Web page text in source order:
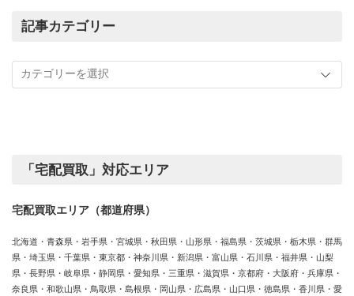
の
績
記事カテゴリー
カ
「宅配買取」対応エリア
宅配買取エリア（都道府県）
北海道・青森県・岩手県・宮城県・秋田県・山形県・福島県・茨城県・栃木県・群馬
県・埼玉県・千葉県・東京都・神奈川県・新潟県・富山県・石川県・福井県・山梨
県・長野県・岐阜県・静岡県・愛知県・三重県・滋賀県・京都府・大阪府・兵庫県・
奈良県・和歌山県・鳥取県・島根県・岡山県・広島県・山口県・徳島県・香川県・愛